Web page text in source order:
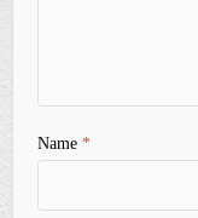
Name*